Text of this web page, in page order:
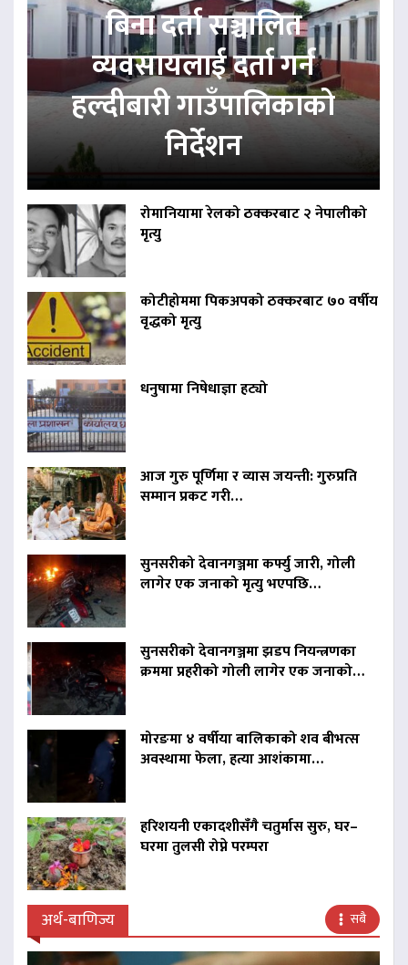
बिना दर्ता सञ्चालित
व्यवसायलाई दर्ता गर्न
हल्दीबारी गाउँपालिकाको
निर्देशन
रोमानियामा रेलको ठक्करबाट २ नेपालीको
मृत्यु
कोटीहोममा पिकअपको ठक्करबाट ७० वर्षीय
वृद्धको मृत्यु
धनुषामा निषेधाज्ञा हट्यो
आज गुरु पूर्णिमा र व्यास जयन्ती: गुरुप्रति
सम्मान प्रकट गरी…
सुनसरीको देवानगञ्जमा कर्फ्यु जारी, गोली
लागेर एक जनाको मृत्यु भएपछि…
सुनसरीको देवानगञ्जमा झडप नियन्त्रणका
क्रममा प्रहरीको गोली लागेर एक जनाको…
मोरङमा ४ वर्षीया बालिकाको शव बीभत्स
अवस्थामा फेला, हत्या आशंकामा…
हरिशयनी एकादशीसँगै चतुर्मास सुरु, घर–
घरमा तुलसी रोप्ने परम्परा
अर्थ-बाणिज्य सबै